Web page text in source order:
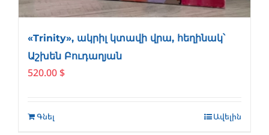
«Trinity», ակրիլ կտավի վրա, հեղինակ՝
Աշխեն Բուդաղյան
520.00 $
Գնել Ավելին